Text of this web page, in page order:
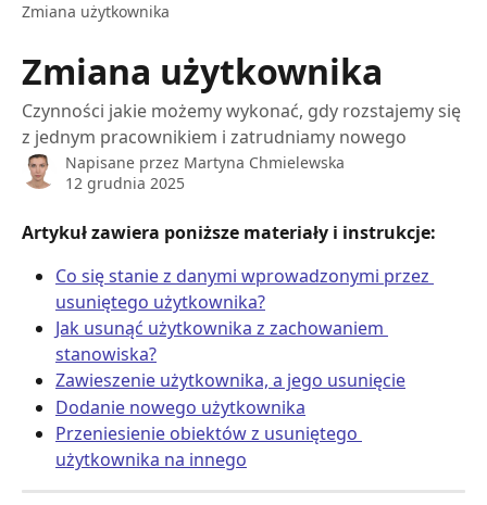
Zmiana użytkownika
Zmiana użytkownika
Czynności jakie możemy wykonać, gdy rozstajemy się
z jednym pracownikiem i zatrudniamy nowego
Napisane przez Martyna Chmielewska
12 grudnia 2025
Artykuł zawiera poniższe materiały i instrukcje:
Co się stanie z danymi wprowadzonymi przez
usuniętego użytkownika?
Jak usunąć użytkownika z zachowaniem
stanowiska?
Zawieszenie użytkownika, a jego usunięcie
Dodanie nowego użytkownika
Przeniesienie obiektów z usuniętego
użytkownika na innego